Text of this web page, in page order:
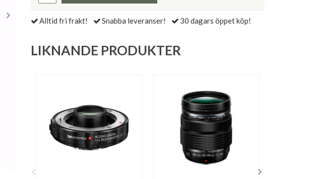
Alltid fri frakt! Snabba leveranser! 30 dagars öppet köp!
LIKNANDE PRODUKTER